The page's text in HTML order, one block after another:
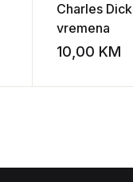
Add to wishlist
Charles
vremena
10,00 KM